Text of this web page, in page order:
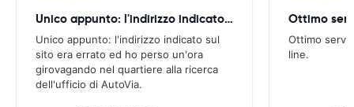
Unico appunto: l'indirizzo indicato sul
Unico appunto: l'indirizzo indicato sul
sito era errato ed ho perso un'ora
girovagando nel quartiere alla ricerca
dell'ufficio di AutoVia.
Ottimo
Ottimo
line.